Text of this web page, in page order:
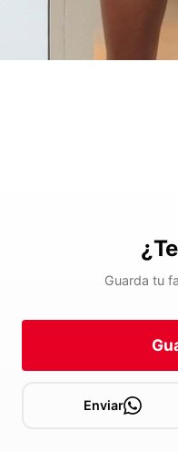
Guarda tu
Enviar